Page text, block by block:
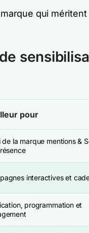
qui
pour
de la marque mentions &
interactives et
programmation et